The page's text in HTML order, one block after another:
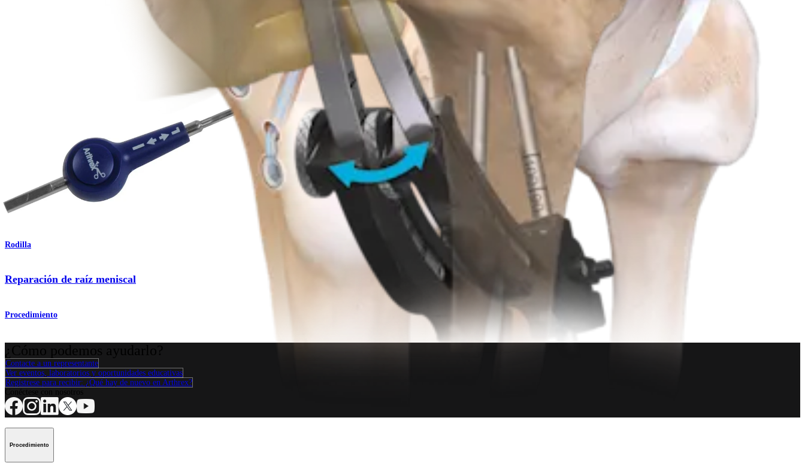
Transplante de meniscos con doble tapón óseo
Rodilla
Reparación de raíz meniscal
Procedimiento
Contacte a un representante
Ver eventos, laboratorios y oportunidades educativas
Regístrese para recibir: ¿Qué hay de nuevo en Arthrex?
Procedimiento